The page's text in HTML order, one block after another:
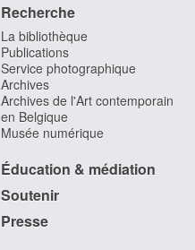
Recherche
La bibliothèque
Publications
Service photographique
Archives
Archives de l'Art contemporain
en Belgique
Musée numérique
Éducation & médiation
Soutenir
Presse